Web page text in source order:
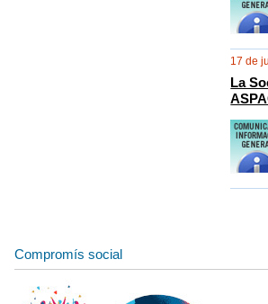
17 de
La
Compromís social